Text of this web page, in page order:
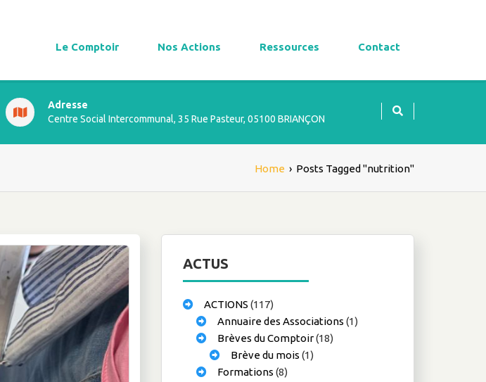
Le Comptoir Nos Actions Ressources Contact
Adresse
Centre Social Intercommunal, 35 Rue Pasteur, 05100 BRIANÇON
Home › Posts Tagged "nutrition"
ACTUS
ACTIONS (117)
Annuaire des Associations (1)
Brèves du Comptoir(18)
Brève du mois (1)
Formations (8)